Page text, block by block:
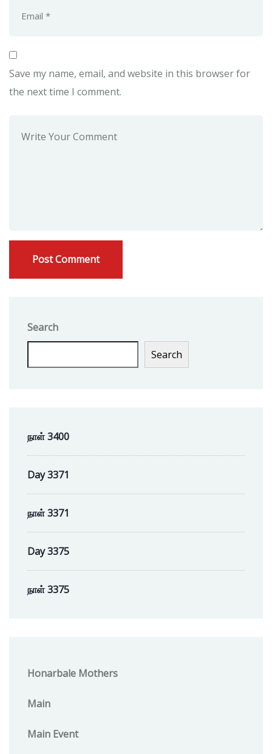
Save my name, email, and website in this browser for
the next time I comment.
Search
Search
நாள் 3400
Day 3371
நாள் 3371
Day 3375
நாள் 3375
Honarbale Mothers
Main
Main Event